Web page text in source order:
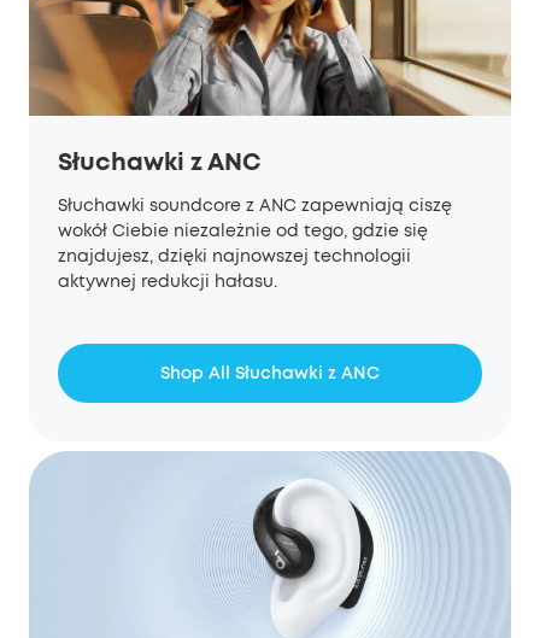
Słuchawki z ANC
Słuchawki soundcore z ANC zapewniają ciszę
wokół Ciebie niezależnie od tego, gdzie się
znajdujesz, dzięki najnowszej technologii
aktywnej redukcji hałasu.
Shop All Słuchawki z ANC